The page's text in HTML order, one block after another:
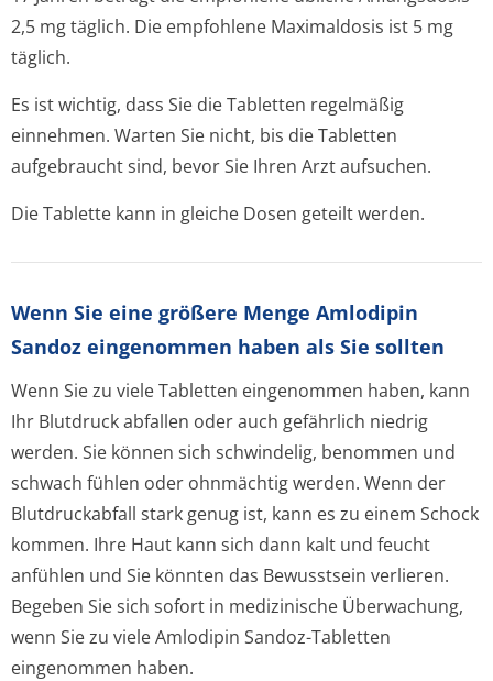
2,5 mg täglich. Die empfohlene Maximaldosis ist 5 mg
täglich.
Es ist wichtig, dass Sie die Tabletten regelmäßig
einnehmen. Warten Sie nicht, bis die Tabletten
aufgebraucht sind, bevor Sie Ihren Arzt aufsuchen.
Die Tablette kann in gleiche Dosen geteilt werden.
Wenn Sie eine größere Menge Amlodipin
Sandoz eingenommen haben als Sie sollten
Wenn Sie zu viele Tabletten eingenommen haben, kann
Ihr Blutdruck abfallen oder auch gefährlich niedrig
werden. Sie können sich schwindelig, benommen und
schwach fühlen oder ohnmächtig werden. Wenn der
Blutdruckabfall stark genug ist, kann es zu einem Schock
kommen. Ihre Haut kann sich dann kalt und feucht
anfühlen und Sie könnten das Bewusstsein verlieren.
Begeben Sie sich sofort in medizinische Überwachung,
wenn Sie zu viele Amlodipin Sandoz-Tabletten
eingenommen haben.